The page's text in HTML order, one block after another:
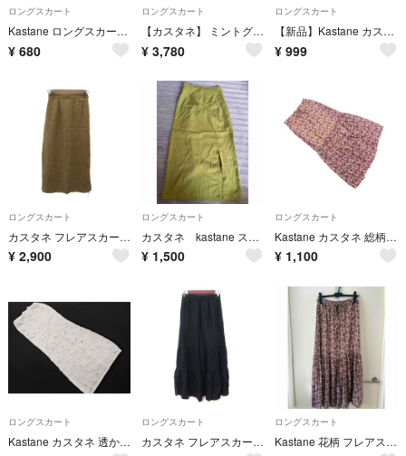
ロングスカート
Kastane ロングスカート【大人可愛い】 透かし編みニット F アイボリー
¥ 680
ロングスカート
【カスタネ】 ミントグリーン サテン生地ロングフレアスカート 光沢感しわ加工
¥ 3,780
ロングスカート
【新品】Kastane カスタネ♡ハシゴレーススカート♡ロング♡マキシ♡サイズ1
¥ 999
ロングスカート
カスタネ フレアスカート マキシ丈 ロング丈 F ベージュ /SM20
¥ 2,900
ロングスカート
カスタネ kastane スリットスカート タイトスカート
¥ 1,500
ロングスカート
Kastane カスタネ 総柄 ロング スカート sizeF/ベージュ ■■ レディース
¥ 1,100
ロングスカート
Kastane カスタネ 透かし編み ティアード スカート sizeF/白 ■◇ レディース
ロングスカート
カスタネ フレアスカート マキシ ティアード F 黒 ブラック /YI
ロングスカート
Kastane 花柄 フレアスカート ロング丈 パープル系 Fサイズ